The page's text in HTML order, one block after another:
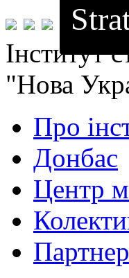
Інститут
"Нова
Про
Донбас
Центр